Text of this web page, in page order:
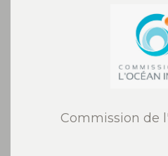
Commission de